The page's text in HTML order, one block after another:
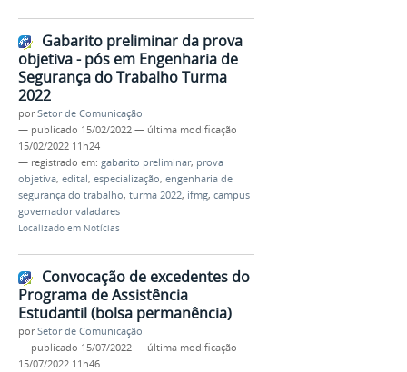
Gabarito preliminar da prova
objetiva - pós em Engenharia de
Segurança do Trabalho Turma
2022
porSetor de Comunicação
— publicado 15/02/2022 — última modificação
15/02/2022 11h24
— registrado em: gabarito preliminar, prova
objetiva, edital, especialização, engenharia de
segurança do trabalho, turma 2022, ifmg, campus
governador valadares
Localizado em Notícias
Convocação de excedentes do
Programa de Assistência
Estudantil (bolsa permanência)
porSetor de Comunicação
— publicado 15/07/2022 — última modificação
15/07/2022 11h46